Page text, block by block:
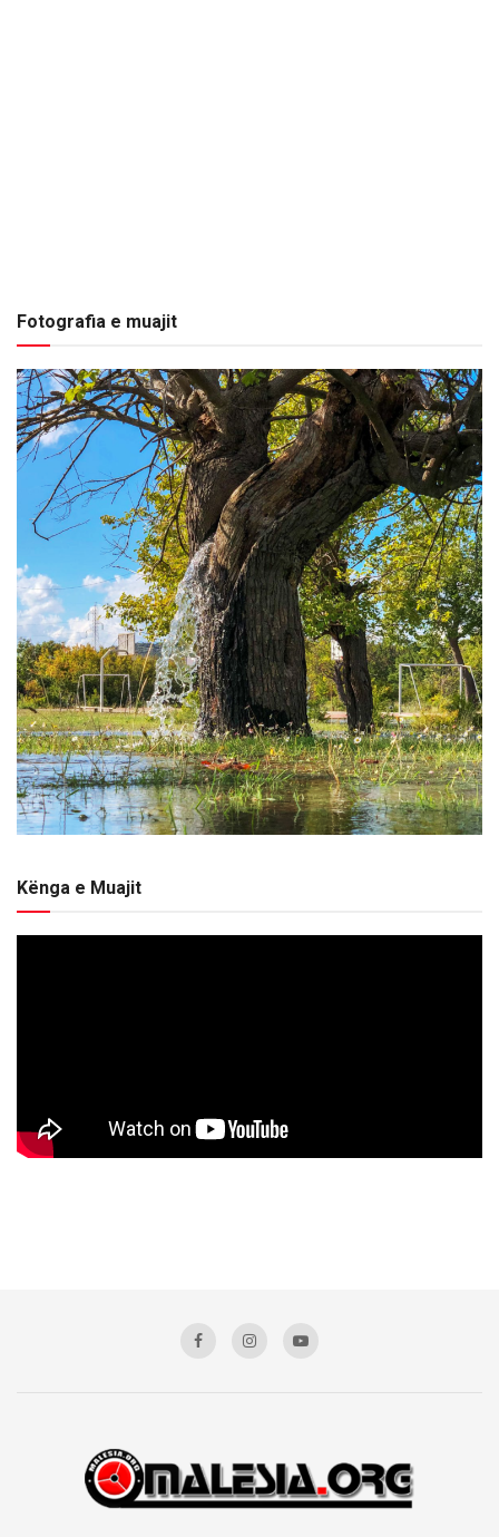
Fotografia e muajit
Kënga e Muajit